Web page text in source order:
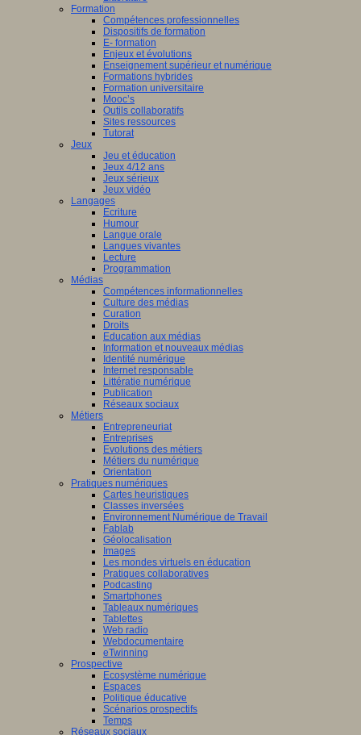
Formation
Compétences professionnelles
Dispositifs de formation
E- formation
Enjeux et évolutions
Enseignement supérieur et numérique
Formations hybrides
Formation universitaire
Mooc’s
Outils collaboratifs
Sites ressources
Tutorat
Jeux
Jeu et éducation
Jeux 4/12 ans
Jeux sérieux
Jeux vidéo
Langages
Ecriture
Humour
Langue orale
Langues vivantes
Lecture
Programmation
Médias
Compétences informationnelles
Culture des médias
Curation
Droits
Education aux médias
Information et nouveaux médias
Identité numérique
Internet responsable
Littératie numérique
Publication
Réseaux sociaux
Métiers
Entrepreneuriat
Entreprises
Evolutions des métiers
Métiers du numérique
Orientation
Pratiques numériques
Cartes heuristiques
Classes inversées
Environnement Numérique de Travail
Fablab
Géolocalisation
Images
Les mondes virtuels en éducation
Pratiques collaboratives
Podcasting
Smartphones
Tableaux numériques
Tablettes
Web radio
Webdocumentaire
eTwinning
Prospective
Ecosystème numérique
Espaces
Politique éducative
Scénarios prospectifs
Temps
Réseaux sociaux